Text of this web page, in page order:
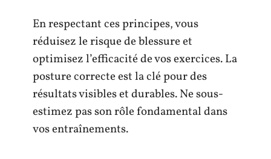
En respectant ces principes, vous
réduisez le risque de blessure et
optimisez l’efficacité de vos exercices. La
posture correcte est la clé pour des
résultats visibles et durables. Ne sous-
estimez pas son rôle fondamental dans
vos entraînements.